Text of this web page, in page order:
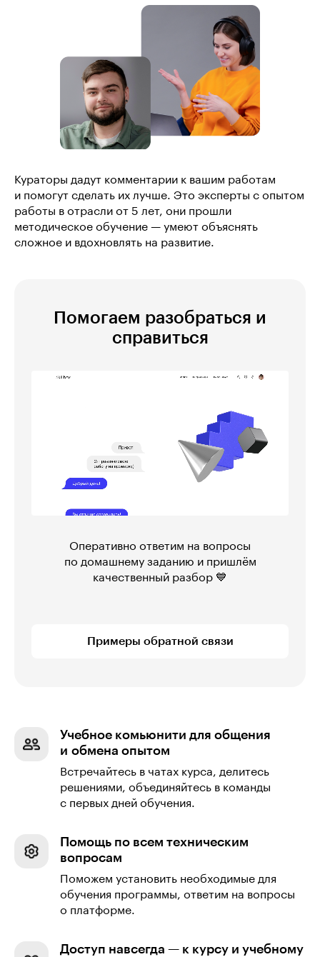
Кураторы дадут комментарии к вашим работам
и помогут сделать их лучше. Это эксперты с опытом
работы в отрасли от 5 лет, они прошли
методическое обучение — умеют объяснять
сложное и вдохновлять на развитие.
Помогаем разобраться и
справиться
Оперативно ответим на вопросы
по домашнему заданию и пришлём
качественный разбор 💙
Примеры обратной связи
Учебное комьюнити для общения
и обмена опытом
Встречайтесь в чатах курса, делитесь
решениями, объединяйтесь в команды
с первых дней обучения.
Помощь по всем техническим
вопросам
Поможем установить необходимые для
обучения программы, ответим на вопросы
о платформе.
Доступ навсегда — к курсу и учебному